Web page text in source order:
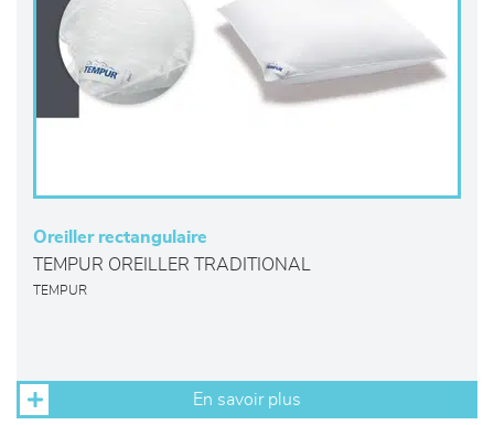
Oreiller rectangulaire
TEMPUR OREILLER TRADITIONAL
TEMPUR
En savoir plus